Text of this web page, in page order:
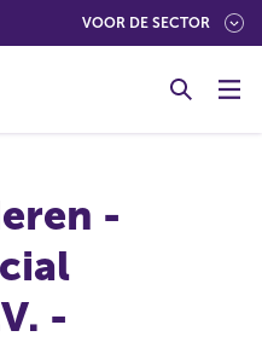
VOOR DE SECTOR
-
-